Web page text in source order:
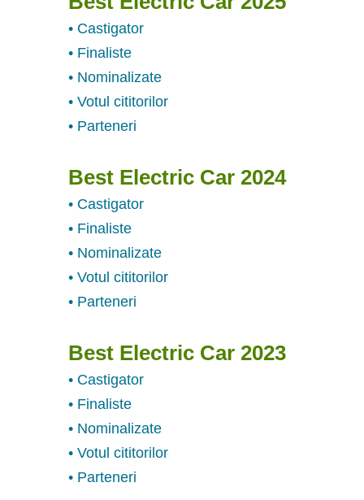
• Castigator
• Finaliste
• Nominalizate
• Votul cititorilor
• Parteneri
Best Electric Car 2024
• Castigator
• Finaliste
• Nominalizate
• Votul cititorilor
• Parteneri
Best Electric Car 2023
• Castigator
• Finaliste
• Nominalizate
• Votul cititorilor
• Parteneri